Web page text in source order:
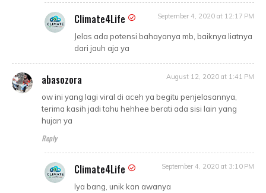
Climate4Life September 4, 2020 at 12:17 PM
Jelas ada potensi bahayanya mb, baiknya liatnya
dari jauh aja ya
abasozora August 12, 2020 at 1:41 PM
ow ini yang lagi viral di aceh ya begitu penjelasannya,
terima kasih jadi tahu hehhee berati ada sisi lain yang
hujan ya
Reply
Climate4Life September 4, 2020 at 3:10 PM
Iya bang, unik kan awanya